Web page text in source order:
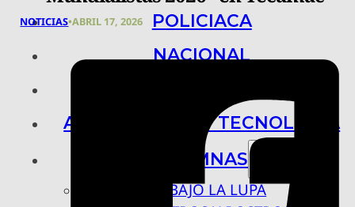
POLICIACA
NACIONAL
ARTE, CIENCIA Y TECNOLOGÍA
COLUMNAS
BAJO LA LUPA
NOTICIAS•ABRIL 17, 2026